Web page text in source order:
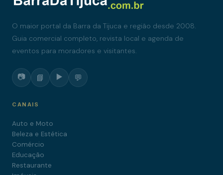
O maior portal da Barra da Tijuca e região desde 2008.
Guia comercial completo, revista local e agenda de
eventos para moradores e visitantes.
📷 📘 ▶️ 💬
CANAIS
Auto e Moto
Beleza e Estética
Comércio
Educação
Restaurante